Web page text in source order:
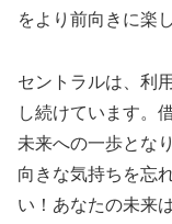
をより前向きに楽
セントラルは、利
し続けています。
未来への一歩とな
向きな気持ちを忘
い！あなたの未来